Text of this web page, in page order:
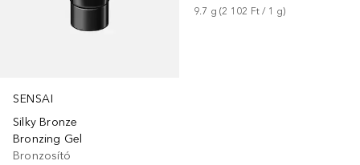
SENSAI
Silky Bronze
Bronzing Gel
Bronzosító
9.7 g (2 102 Ft / 1 g)